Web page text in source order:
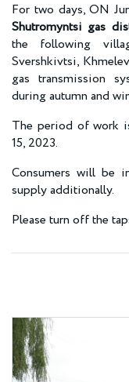
For two days, ON
Shutromyntsi gas
the following
Svershkivtsi,
gas transmission
during autumn and
The period of work
15, 2023.
Consumers will be
supply additionally.
Please turn off the